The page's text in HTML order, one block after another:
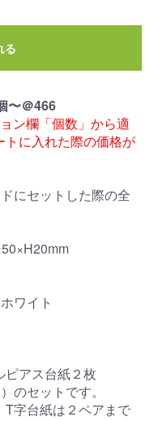
る
〜＠466
ン欄「個数」から適
に入れた際の価格が
にセットした際の全
ワイト
ピアス台紙２枚
のセットです。
字台紙は２ペアまで